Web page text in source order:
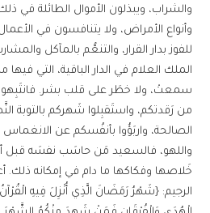
والشراب، ويبذلون الأموال الطائلة في
وأنواع الأمراض، ولا يتنافسون في
للفوز بدار القرار، والتنعُّم بالمآكل
الملك العلام في الدار الباقية، التي فيها
سمعتْ، ولا خطَر على قلب بشر. فانتَبِهوا
من رَقدتكم، واستَقبِلوا شَهركم بالتوبة
الصالحة، واربَؤُوا بأنفُسكم عن
واللهو، فالسعيد مَن حاسَب نفسَه
خَلاصها وفكاكها ما دام في إمكانه ذلك.
الرجيم: {شَهْرُ رَمَضَانَ الَّذِي أُنْزِلَ فِيهِ